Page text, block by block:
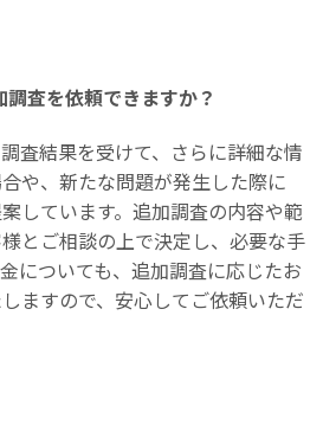
査を依頼できますか？
査結果を受けて、さらに詳細な情
や、新たな問題が発生した際に
しています。追加調査の内容や範
とご相談の上で決定し、必要な手
についても、追加調査に応じたお
ますので、安心してご依頼いただ